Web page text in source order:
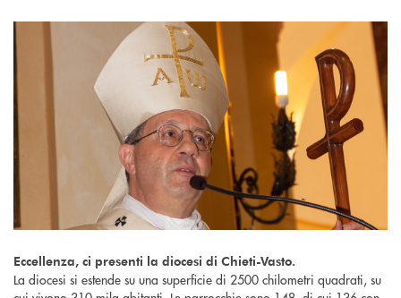
Eccellenza, ci presenti la diocesi di Chieti-Vasto.
La diocesi si estende su una superficie di 2500 chilometri quadrati, su